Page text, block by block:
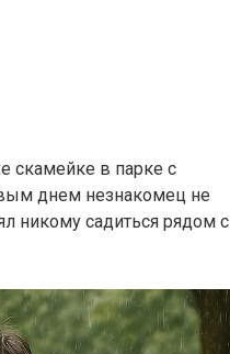
скамейке в парке с
днем незнакомец не
никому садиться рядом с